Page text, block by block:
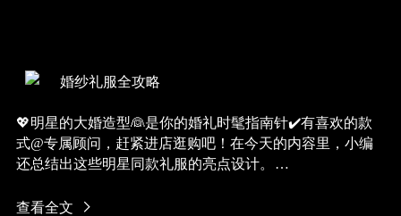
婚纱礼服全攻略
💖明星的大婚造型👰是你的婚礼时髦指南针✔️有喜欢的款
式@专属顾问 ，赶紧进店逛购吧！在今天的内容里，小编
还总结出这些明星同款礼服的亮点设计。
给宝宝们挑选出几款类似的设计风格，无论在质量还是价
查看全文